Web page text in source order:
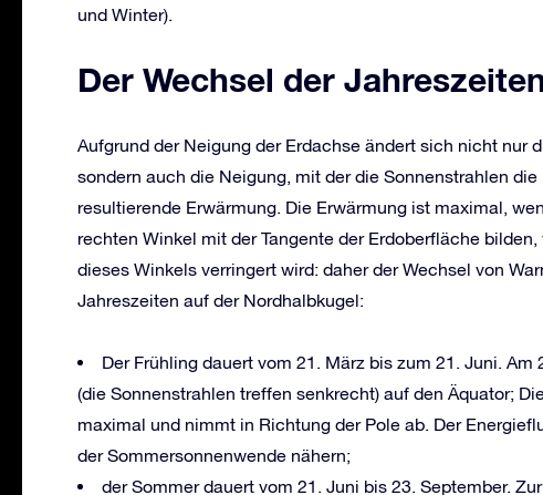
und Winter).
Der Wechsel der
Aufgrund der Neigung der Erdachse ändert sich nicht nur
sondern auch die Neigung, mit der die Sonnenstrahlen
resultierende Erwärmung. Die Erwärmung ist maximal,
rechten Winkel mit der Tangente der Erdoberfläche
dieses Winkels verringert wird: daher der Wechsel von
Jahreszeiten auf der Nordhalbkugel:
Der Frühling dauert vom 21. März bis zum 21. Juni.
(die Sonnenstrahlen treffen senkrecht) auf den Äquator;
maximal und nimmt in Richtung der Pole ab. Der
der Sommersonnenwende nähern;
der Sommer dauert vom 21. Juni bis 23. September.